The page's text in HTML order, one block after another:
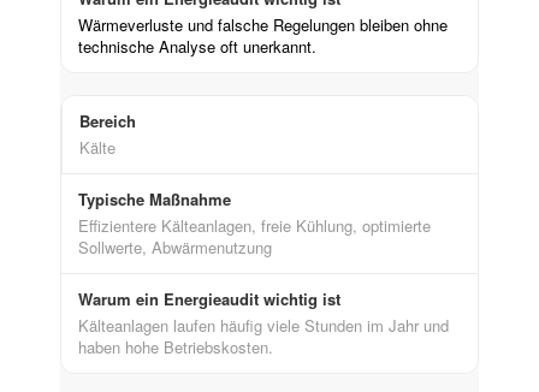
Wärmeverluste und falsche Regelungen bleiben ohne
technische Analyse oft unerkannt.
Kälte
Effizientere Kälteanlagen, freie Kühlung, optimierte
Sollwerte, Abwärmenutzung
Kälteanlagen laufen häufig viele Stunden im Jahr und
haben hohe Betriebskosten.